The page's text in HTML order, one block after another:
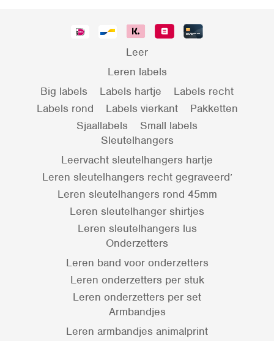
Leer
Leren labels
Big labels
Labels hartje
Labels recht
Labels rond
Labels vierkant
Pakketten
Sjaallabels
Small labels
Sleutelhangers
Leervacht sleutelhangers hartje
Leren sleutelhangers recht gegraveerd’
Leren sleutelhangers rond 45mm
Leren sleutelhanger shirtjes
Leren sleutelhangers lus
Onderzetters
Leren band voor onderzetters
Leren onderzetters per stuk
Leren onderzetters per set
Armbandjes
Leren armbandjes animalprint